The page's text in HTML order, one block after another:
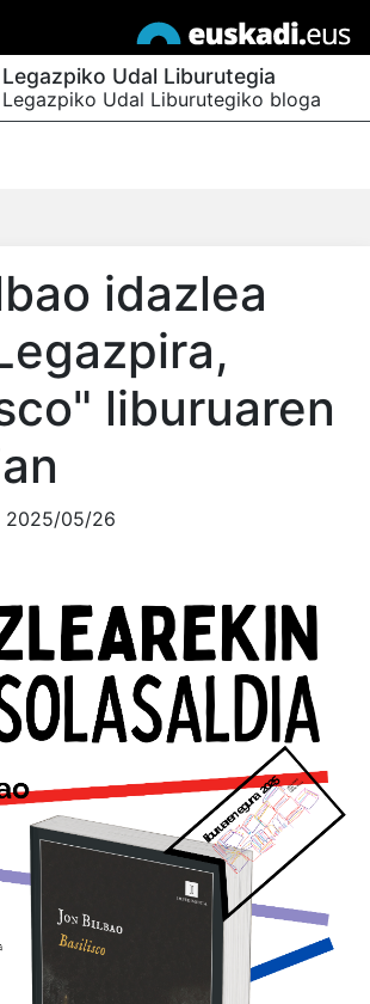
Legazpiko Udal Liburutegia
Legazpiko Udal Liburutegiko bloga
idazlea
liburuaren
2025/05/26